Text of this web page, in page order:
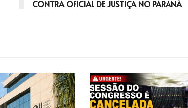
CONTRA OFICIAL DE JUSTIÇA NO PARANÁ